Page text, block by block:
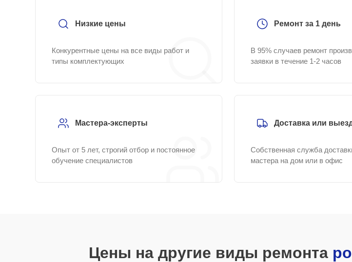
Низкие цены
Конкурентные цены на все виды работ и
типы комплектующих
Ремонт за 1 день
В 95% случаев ремонт
заявки в течение 1-2 часов
Мастера-эксперты
Опыт от 5 лет, строгий отбор и постоянное
обучение специалистов
Доставка или
Собственная служба
мастера на дом или в офис
Цены на другие виды ремонта